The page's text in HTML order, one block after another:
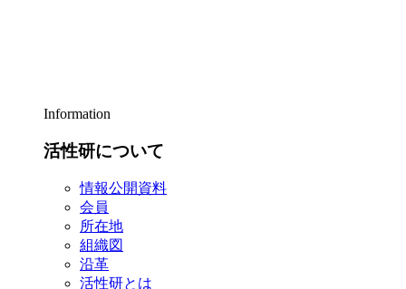
Information
活性研について
情報公開資料
会員
所在地
組織図
沿革
活性研とは